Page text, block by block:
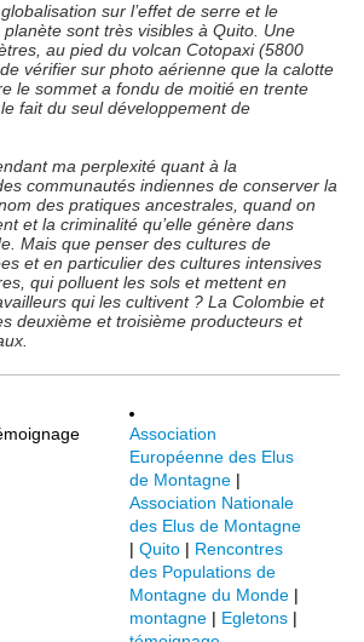
sur l’effet de serre et le
sont très visibles à Quito. Une
au pied du volcan Cotopaxi (5800
vérifier sur photo aérienne que la calotte
le sommet a fondu de moitié en trente
fait du seul développement de
ma perplexité quant à la
communautés indiennes de conserver la
des pratiques ancestrales, quand on
et la criminalité qu’elle génère dans
Mais que penser des cultures de
et en particulier des cultures intensives
qui polluent les sols et mettent en
qui les cultivent ? La Colombie et
deuxième et troisième producteurs et
Association
Européenne des Elus
de Montagne |
Association Nationale
des Elus de Montagne
| Quito | Rencontres
des Populations de
Montagne du Monde |
montagne | Egletons |